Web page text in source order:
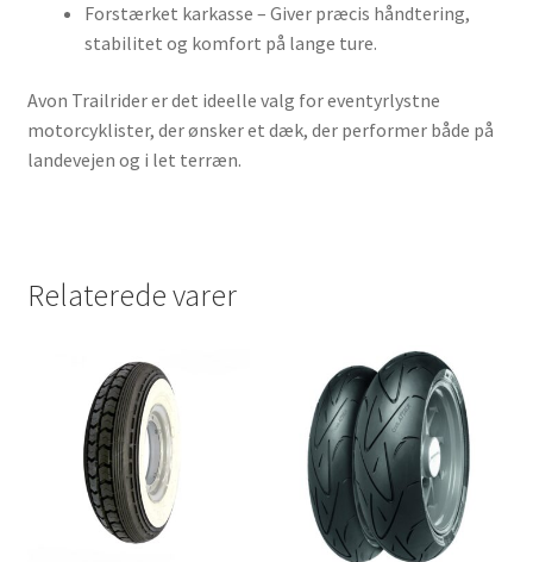
Forstærket karkasse – Giver præcis håndtering,
stabilitet og komfort på lange ture.
Avon Trailrider er det ideelle valg for eventyrlystne
motorcyklister, der ønsker et dæk, der performer både på
landevejen og i let terræn.
Relaterede varer